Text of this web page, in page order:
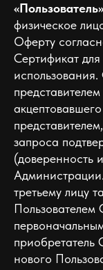
«Пользователь»
физическое
Оферту
Сертификат
запроса
(доверенность
третьему лицу
Пользователем
приобретатель
нового